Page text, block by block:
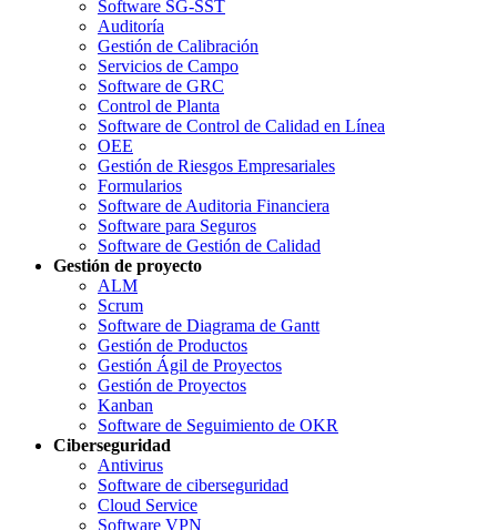
Software SG-SST
Auditoría
Gestión de Calibración
Servicios de Campo
Software de GRC
Control de Planta
Software de Control de Calidad en Línea
OEE
Gestión de Riesgos Empresariales
Formularios
Software de Auditoria Financiera
Software para Seguros
Software de Gestión de Calidad
Gestión de proyecto
ALM
Scrum
Software de Diagrama de Gantt
Gestión de Productos
Gestión Ágil de Proyectos
Gestión de Proyectos
Kanban
Software de Seguimiento de OKR
Ciberseguridad
Antivirus
Software de ciberseguridad
Cloud Service
Software VPN